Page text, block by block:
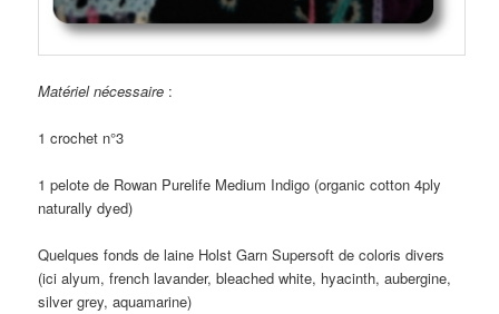
Matériel nécessaire :
1 crochet n°3
1 pelote de Rowan Purelife Medium Indigo (organic cotton 4ply
naturally dyed)
Quelques fonds de laine Holst Garn Supersoft de coloris divers
(ici alyum, french lavander, bleached white, hyacinth, aubergine,
silver grey, aquamarine)